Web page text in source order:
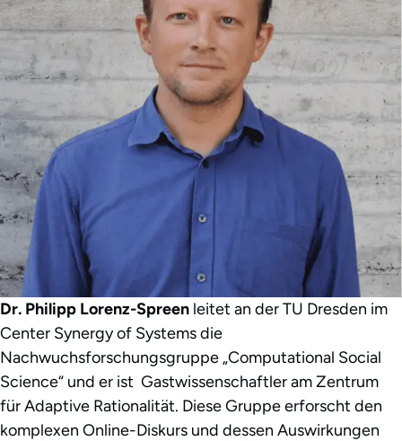
Dr. Philipp Lorenz-Spreen leitet an der TU Dresden im
Center Synergy of Systems die
Nachwuchsforschungsgruppe „Computational Social
Science“ und er ist Gastwissenschaftler am Zentrum
für Adaptive Rationalität. Diese Gruppe erforscht den
komplexen Online-Diskurs und dessen Auswirkungen